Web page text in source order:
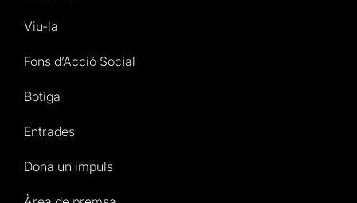
Viu-la
Fons d’Acció Social
Botiga
Entrades
Dona un impuls